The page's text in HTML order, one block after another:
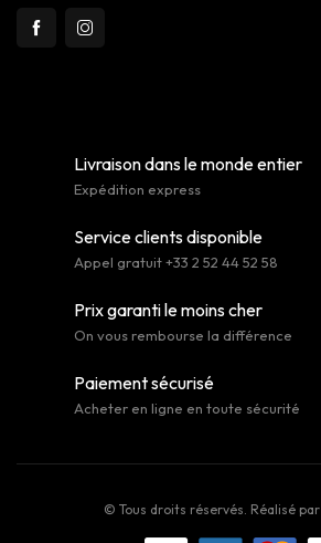
Livraison dans le monde entier
Expédition express
Service clients disponible
Appel gratuit +33 2 52 44 52 58
Prix garanti le moins cher
On vous rembourse la différence
Paiement sécurisé
Acheter en ligne en toute sécurité
© Tous droits réservés. Réalisé par